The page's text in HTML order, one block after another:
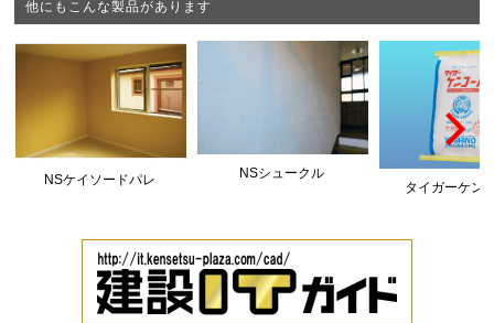
他にもこんな製品があります
NSケイソードパレ
NSシュークル
タイガーケン